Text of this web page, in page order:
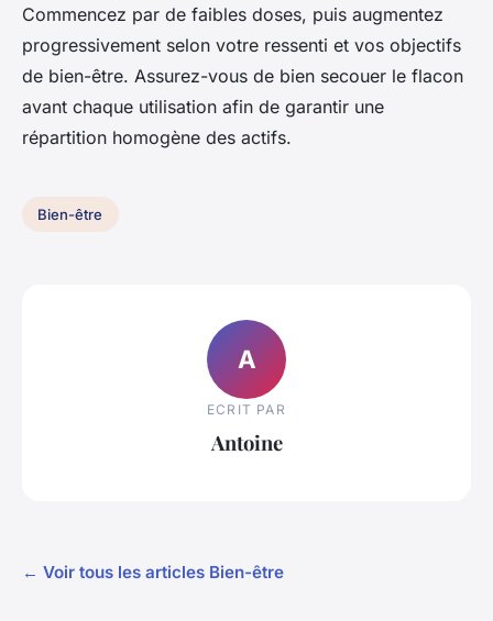
Commencez par de faibles doses, puis augmentez
progressivement selon votre ressenti et vos objectifs
de bien-être. Assurez-vous de bien secouer le flacon
avant chaque utilisation afin de garantir une
répartition homogène des actifs.
Bien-être
A
ECRIT PAR
Antoine
← Voir tous les articles Bien-être